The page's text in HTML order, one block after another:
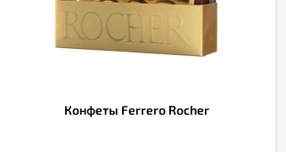
Конфеты Ferrero Rocher